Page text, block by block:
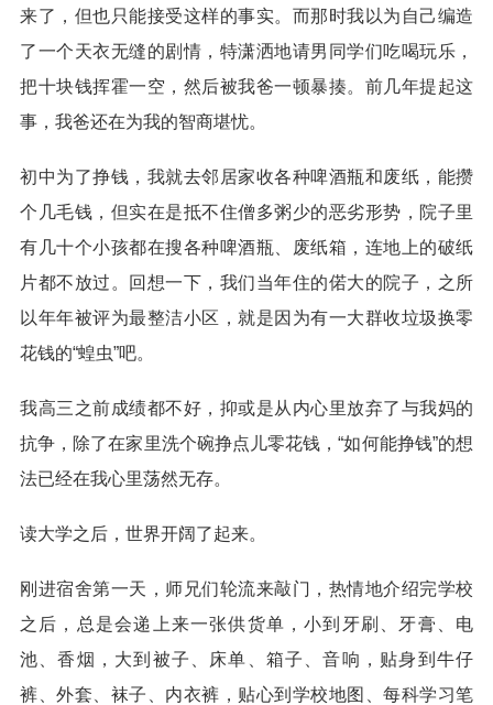
来了，但也只能接受这样的事实。而那时我以为自己编造
了一个天衣无缝的剧情，特潇洒地请男同学们吃喝玩乐，
把十块钱挥霍一空，然后被我爸一顿暴揍。前几年提起这
事，我爸还在为我的智商堪忧。
初中为了挣钱，我就去邻居家收各种啤酒瓶和废纸，能攒
个几毛钱，但实在是抵不住僧多粥少的恶劣形势，院子里
有几十个小孩都在搜各种啤酒瓶、废纸箱，连地上的破纸
片都不放过。回想一下，我们当年住的偌大的院子，之所
以年年被评为最整洁小区，就是因为有一大群收垃圾换零
花钱的“蝗虫”吧。
我高三之前成绩都不好，抑或是从内心里放弃了与我妈的
抗争，除了在家里洗个碗挣点儿零花钱，“如何能挣钱”的想
法已经在我心里荡然无存。
读大学之后，世界开阔了起来。
刚进宿舍第一天，师兄们轮流来敲门，热情地介绍完学校
之后，总是会递上来一张供货单，小到牙刷、牙膏、电
池、香烟，大到被子、床单、箱子、音响，贴身到牛仔
裤、外套、袜子、内衣裤，贴心到学校地图、每科学习笔